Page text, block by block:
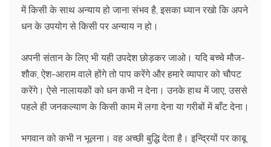
में किसी के साथ अन्याय हो जाना संभव है, इसका ध्यान रखो कि अपने
धन के उपयोग से किसी पर अन्याय न हो।
अपनी संतान के लिए भी यही उपदेश छोड़कर जाओ। यदि बच्चे मौज-
शौक, ऐश-आराम वाले होंगे तो पाप करेंगे और हमारे व्यापार को चौपट
करेंगे। ऐसे नालायकों को धन कभी न देना। उनके हाथ में जाए, उससे
पहले ही जनकल्याण के किसी काम में लगा देना या गरीबों में बाँट देना।
भगवान को कभी न भूलना। वह अच्छी बुद्धि देता है। इन्द्रियों पर काबू